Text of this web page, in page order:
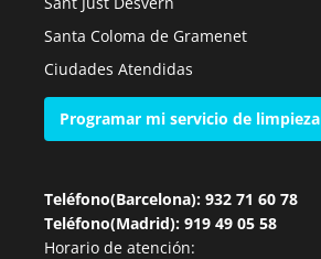
Santa Coloma de Gramenet
Ciudades Atendidas
Programar mi servicio de limpieza
Teléfono(Barcelona): 932 71 60 78
Teléfono(Madrid): 919 49 05 58
Horario de atención: